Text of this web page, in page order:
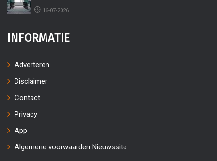
16-07-2026
INFORMATIE
Adverteren
Disclaimer
Contact
Privacy
App
Algemene voorwaarden Nieuwssite